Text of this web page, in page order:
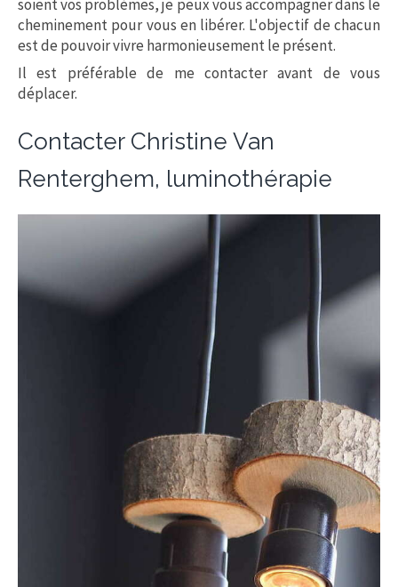
soient vos problèmes, je peux vous accompagner dans le
cheminement pour vous en libérer. L'objectif de chacun
est de pouvoir vivre harmonieusement le présent.
Il est préférable de me contacter avant de vous
déplacer.
Contacter Christine Van
Renterghem, luminothérapie